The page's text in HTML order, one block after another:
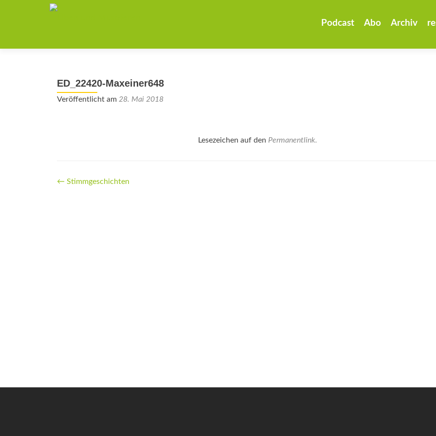
Podcast Abo Archiv
ED_22420-Maxeiner648
Veröffentlicht am 28. Mai 2018
Lesezeichen auf den Permanentlink.
Beitrags-
← Stimmgeschichten